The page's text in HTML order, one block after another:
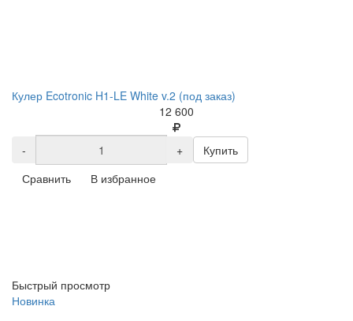
Кулер Ecotronic H1-LE White v.2 (под заказ)
12 600
- +
Купить
Сравнить
В избранное
Быстрый просмотр
Новинка